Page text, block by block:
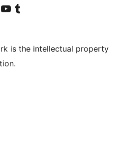
Instagram
LinkedIn
compte TokTok
Visiter notre chaîne YouTube
Visiter notre compte Tumblr
is the intellectual property